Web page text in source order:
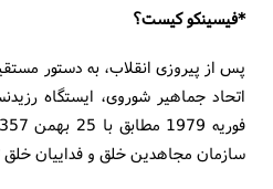
*فیسینکو کیست؟
پس از پیروزی انقلاب، به دستور
سازمان مجاهدین خلق و فداییان